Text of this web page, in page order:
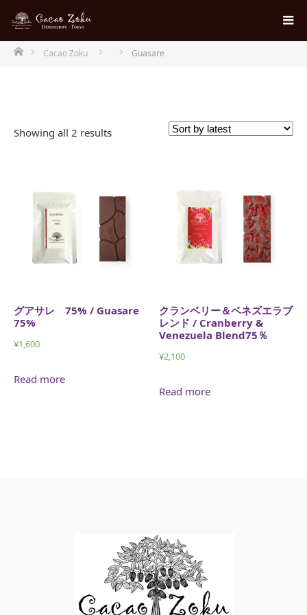
ホームCacao Zoku Guasare
Showing all 2 results
グアサレ 75% / Guasare
75%
¥1,600
Read more
クランベリー＆ベネズエラブ
レンド / Cranberry &
Venezuela Blend75％
¥2,100
Read more